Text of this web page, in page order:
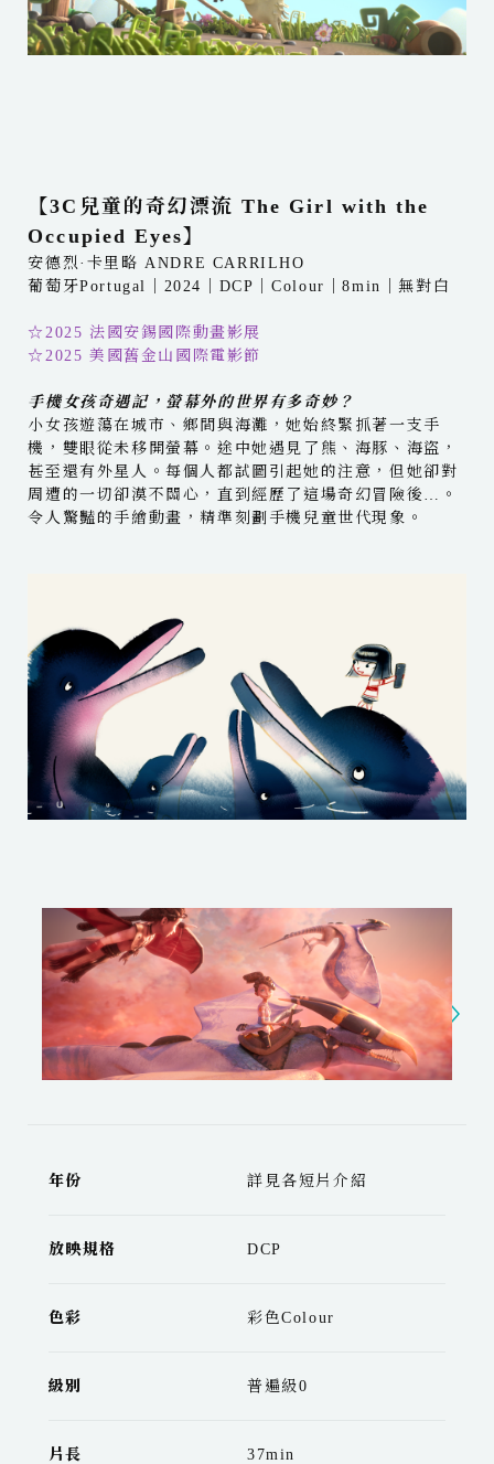
【3C兒童的奇幻漂流 The Girl with the
Occupied Eyes】
安德烈·卡里略 ANDRE CARRILHO
葡萄牙Portugal｜2024｜DCP｜Colour｜8min｜無對白
☆2025 法國安錫國際動畫影展
☆2025 美國舊金山國際電影節
手機女孩奇遇記，螢幕外的世界有多奇妙？
小女孩遊蕩在城市、鄉間與海灘，她始終緊抓著一支手
機，雙眼從未移開螢幕。途中她遇見了熊、海豚、海盜，
甚至還有外星人。每個人都試圖引起她的注意，但她卻對
周遭的一切卻漠不關心，直到經歷了這場奇幻冒險後…。
令人驚豔的手繪動畫，精準刻劃手機兒童世代現象。
年份 詳見各短片介紹
放映規格 DCP
色彩 彩色Colour
級別 普遍級0
片長 37min